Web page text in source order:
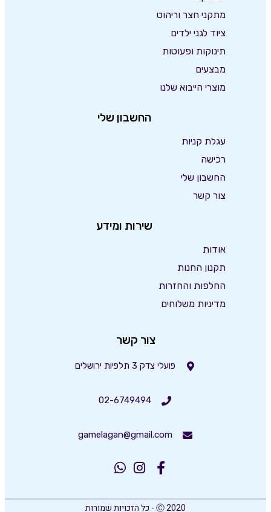
מתקני חצר וריהוט
ציוד לגני ילדים
תינוקות ופעוטות
מבצעים
מוצרי הייבוא שלנו
החשבון שלי
עגלת קניות
רכישה
החשבון שלי
צור קשר
שירות ומידע
אודות
תקנון החנות
החלפות והחזרות
מדיניות משלוחים
צור קשר
פועלי צדק 3 תלפיות ירושלים
02-6749494
gamelagan@gmail.com
Ⓒ 2020 - כל הזכויות שמורות